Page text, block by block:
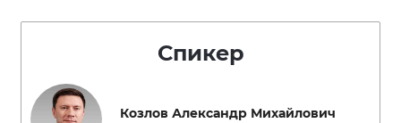
Спикер
Козлов Александр Михайлович